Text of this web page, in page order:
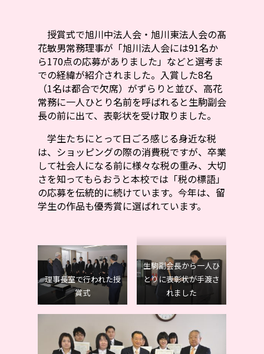
授賞式で旭川中法人会・旭川東法人会の髙
花敏男常務理事が「旭川法人会には91名か
ら170点の応募がありました」などと選考ま
での経緯が紹介されました。入賞した8名
（1名は都合で欠席）がずらりと並び、高花
常務に一人ひとり名前を呼ばれると生駒副会
長の前に出て、表彰状を受け取りました。
学生たちにとって日ごろ感じる身近な税
は、ショッピングの際の消費税ですが、卒業
して社会人になる前に様々な税の重み、大切
さを知ってもらおうと本校では「税の標語」
の応募を伝統的に続けています。今年は、留
学生の作品も優秀賞に選ばれています。
理事長室で行われた授
賞式
生駒副会長から一人ひ
とりに表彰状が手渡さ
れました